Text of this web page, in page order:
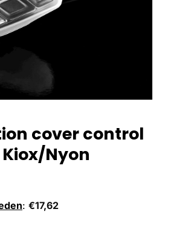
cover control
Nyon
: €17,62